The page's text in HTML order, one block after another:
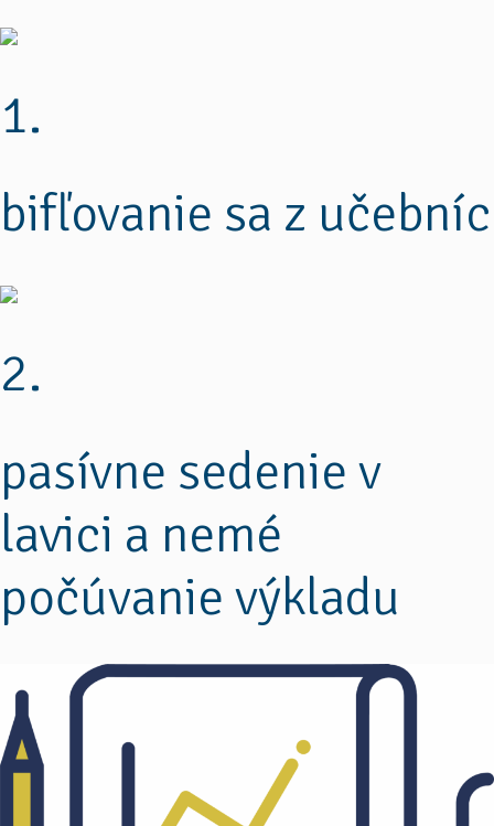
1.
bifľovanie sa z učebníc
2.
pasívne sedenie v
lavici a nemé
počúvanie výkladu